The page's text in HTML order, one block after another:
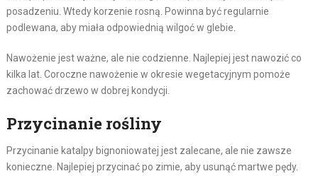
posadzeniu. Wtedy korzenie rosną. Powinna być regularnie
podlewana, aby miała odpowiednią wilgoć w glebie.
Nawożenie jest ważne, ale nie codzienne. Najlepiej jest nawozić co
kilka lat. Coroczne nawożenie w okresie wegetacyjnym pomoże
zachować drzewo w dobrej kondycji.
Przycinanie rośliny
Przycinanie katalpy bignoniowatej jest zalecane, ale nie zawsze
konieczne. Najlepiej przycinać po zimie, aby usunąć martwe pędy.